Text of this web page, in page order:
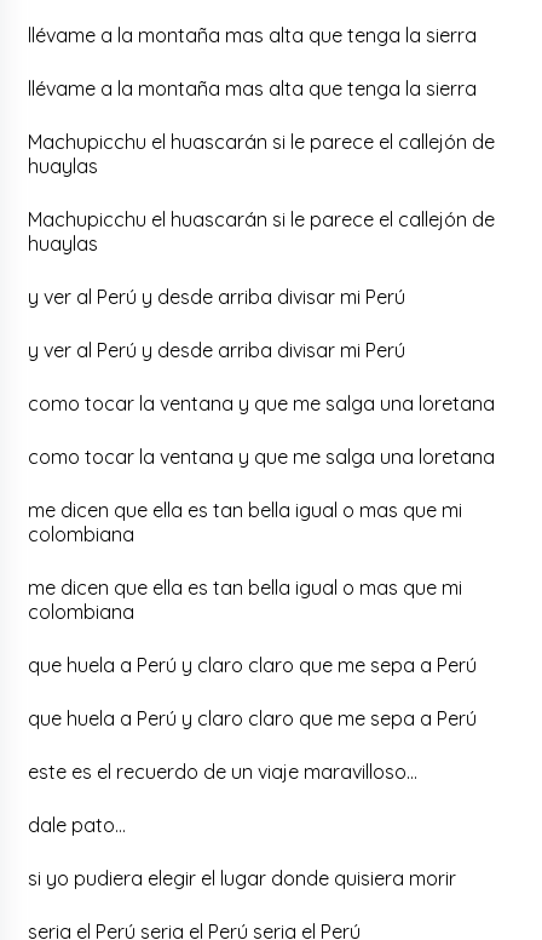
llévame a la montaña mas alta que tenga la sierra
llévame a la montaña mas alta que tenga la sierra
Machupicchu el huascarán si le parece el callejón de
huaylas
Machupicchu el huascarán si le parece el callejón de
huaylas
y ver al Perú y desde arriba divisar mi Perú
y ver al Perú y desde arriba divisar mi Perú
como tocar la ventana y que me salga una loretana
como tocar la ventana y que me salga una loretana
me dicen que ella es tan bella igual o mas que mi
colombiana
me dicen que ella es tan bella igual o mas que mi
colombiana
que huela a Perú y claro claro que me sepa a Perú
que huela a Perú y claro claro que me sepa a Perú
este es el recuerdo de un viaje maravilloso…
dale pato…
si yo pudiera elegir el lugar donde quisiera morir
seria el Perú seria el Perú seria el Perú